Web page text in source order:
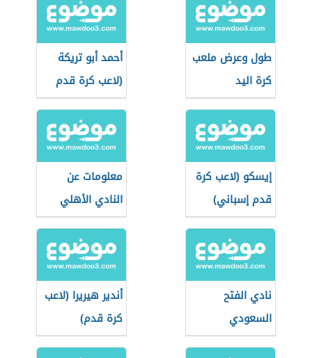
طول وعرض ملعب
كرة اليد
أحمد أبو تريكة
(لاعب كرة قدم
مصري)
إيسكو (لاعب كرة
قدم إسباني)
معلومات عن
النادي الأهلي
نادي الفتح
السعودي
أندير هيريرا (لاعب
كرة قدم)